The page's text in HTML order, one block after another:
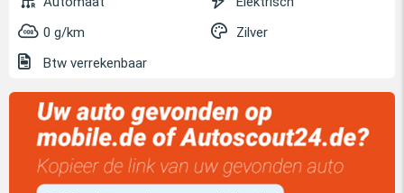
0 g/km
Zilver
Btw verrekenbaar